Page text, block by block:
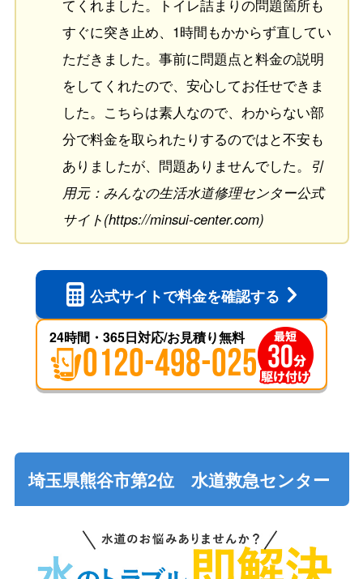
てくれました。トイレ詰まりの問題箇所も
すぐに突き止め、1時間もかからず直してい
ただきました。事前に問題点と料金の説明
をしてくれたので、安心してお任せできま
した。こちらは素人なので、わからない部
分で料金を取られたりするのではと不安も
ありましたが、問題ありませんでした。
引
用元：みんなの生活水道修理センター公式
サイト(https://minsui-center.com)
公式サイトで料金を確認する
24時間・365日対応/お見積り無料
0120-498-025
埼玉県熊谷市第2位 水道救急センター